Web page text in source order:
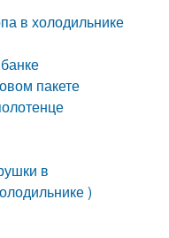
в холодильнике
пакете
в
)